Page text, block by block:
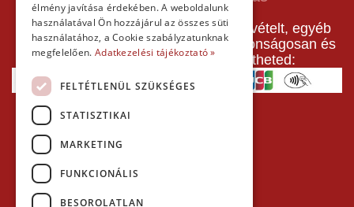
A pályafoglalást, gokartverseny részvételt, egyéb
termékeinket, szolgáltatásainkat biztonságosan és
gyorsan bankkártyával is kifizetheted:
élmény javítása érdekében. A weboldalunk
használatával Ön hozzájárul az összes süti
használatához, a Cookie szabályzatunknak
megfelelően. Adatkezelési tájékoztató »
FELTÉTLENÜL SZÜKSÉGES
STATISZTIKAI
MARKETING
FUNKCIONÁLIS
BESOROLATLAN